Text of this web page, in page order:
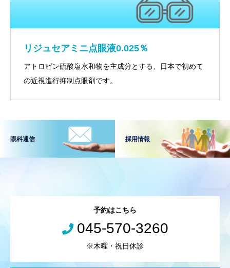
リジュセアミニ点眼液0.025％
アトロピン硫酸塩水和物を主成分とする、日本で初めて
の近視進行抑制点眼剤です。
眼科通信 採用情報
予約はこちら
045-570-3260
※木曜・祝日休診